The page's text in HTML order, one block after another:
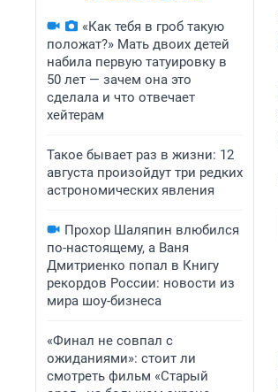
«Как тебя в гроб такую
положат?» Мать двоих детей
набила первую татуировку в
50 лет — зачем она это
сделала и что отвечает
хейтерам
Такое бывает раз в жизни: 12
августа произойдут три редких
астрономических явления
Прохор Шаляпин влюбился
по-настоящему, а Ваня
Дмитриенко попал в Книгу
рекордов России: новости из
мира шоу-бизнеса
«Финал не совпал с
ожиданиями»: стоит ли
смотреть фильм «Старый